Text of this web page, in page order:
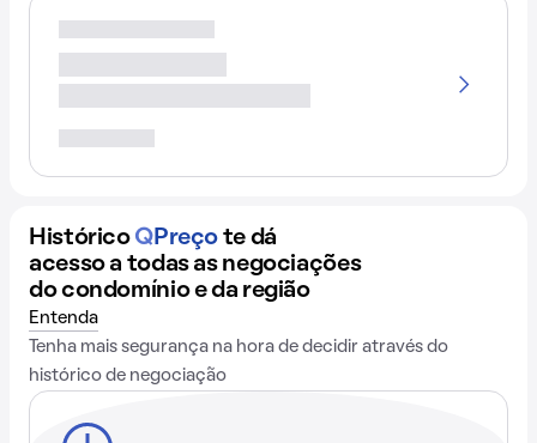
Histórico QPreço te dá
acesso a todas as negociações
do condomínio e da região
Entenda
Tenha mais segurança na hora de decidir através do
histórico de negociação